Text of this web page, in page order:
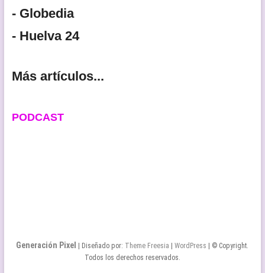
- Globedia
- Huelva 24
Más artículos...
PODCAST
Generación Pixel | Diseñado por: Theme Freesia |WordPress | © Copyright.
Todos los derechos reservados.